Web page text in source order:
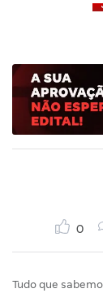
0
Tudo que